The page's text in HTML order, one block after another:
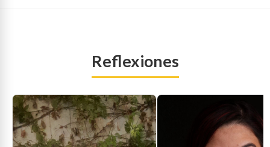
Reflexiones